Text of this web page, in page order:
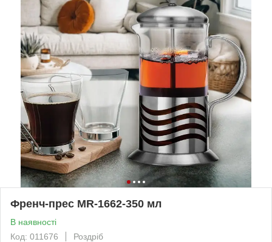
Френч-прес MR-1662-350 мл
В наявності
Код: 011676
Роздріб